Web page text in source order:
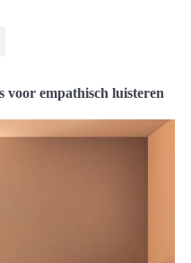
voor empathisch luisteren